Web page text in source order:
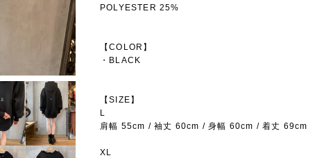
POLYESTER 25%
【COLOR】
・BLACK
【SIZE】
L
肩幅 55cm / 袖丈 60cm / 身幅 60cm / 着丈 69cm
XL